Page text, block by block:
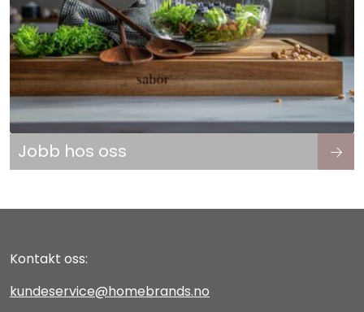
Jobb hos oss
Kontakt oss:
kundeservice@homebrands.no